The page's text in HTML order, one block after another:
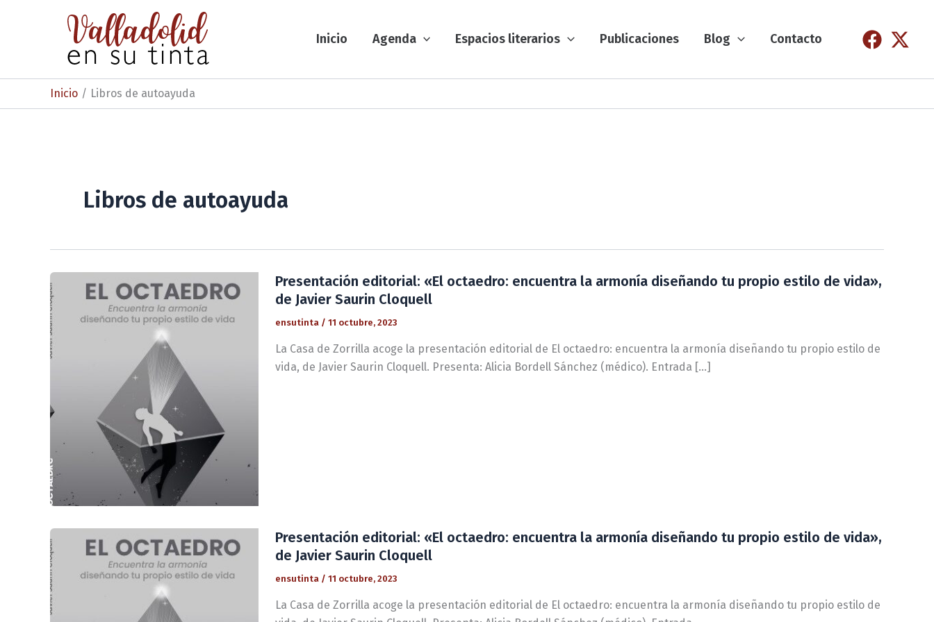
Inicio Agenda Espacios literarios Publicaciones Blog Contacto
Inicio Libros de autoayuda
Libros de autoayuda
Presentación editorial: «El octaedro: encuentra la armonía diseñando tu propio estilo de vida»,
de Javier Saurin Cloquell
ensutinta / 11 octubre, 2023
La Casa de Zorrilla acoge la presentación editorial de El octaedro: encuentra la armonía diseñando tu propio estilo de
vida, de Javier Saurin Cloquell. Presenta: Alicia Bordell Sánchez (médico). Entrada […]
Presentación editorial: «El octaedro: encuentra la armonía diseñando tu propio estilo de vida»,
de Javier Saurin Cloquell
ensutinta / 11 octubre, 2023
La Casa de Zorrilla acoge la presentación editorial de El octaedro: encuentra la armonía diseñando tu propio estilo de